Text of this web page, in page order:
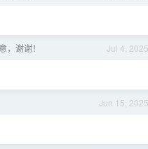
Jul 4, 2025
谢谢！
Jun 15, 2025